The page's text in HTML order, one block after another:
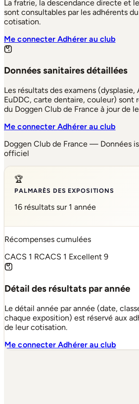
La fratrie, la descendance directe et
sont consultables par les adhérents
cotisation.
Me connecterAdhérer au club
Données sanitaires détaillées
Les résultats des examens (dysplasie,
EuDDC, carte dentaire, couleur) sont
du Doggen Club de France à jour de
Me connecterAdhérer au club
Doggen Club de France — Données
officiel
🏆
PALMARÈS DES EXPOSITIONS
16 résultats sur 1 année
Récompenses cumulées
CACS 1 RCACS 1 Excellent 9
Détail des résultats par année
Le détail année par année (date,
chaque exposition) est réservé aux
de leur cotisation.
Me connecterAdhérer au club